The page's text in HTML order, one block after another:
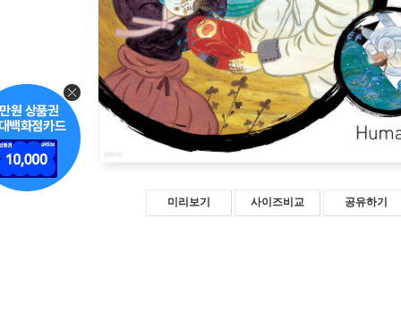
미리보기 사이즈비교 공유하기